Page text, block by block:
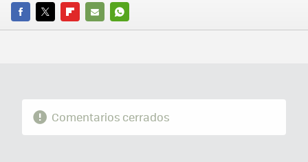
FACEBOOK
TWITTERFLIPBOARD
E-
WHATSAPP
Comentarios cerrados